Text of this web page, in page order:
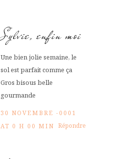
Sylvie, enfin moi
Une bien jolie semaine, le
sol est parfait comme ça
Gros bisous belle
gourmande
30 NOVEMBRE -0001
AT 0 H 00 MIN Répondre